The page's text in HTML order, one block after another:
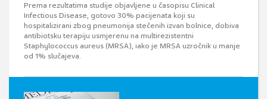
Prema rezultatima studije objavljene u časopisu Clinical
Infectious Disease, gotovo 30% pacijenata koji su
hospitalizirani zbog pneumonija stečenih izvan bolnice, dobiva
antibiotsku terapiju usmjerenu na multirezistentni
Staphylococcus aureus (MRSA), iako je MRSA uzročnik u manje
od 1% slučajeva.